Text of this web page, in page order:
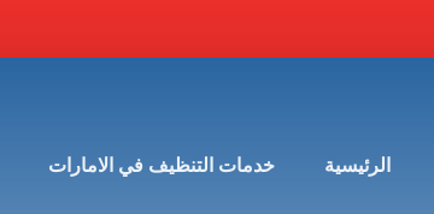
الرئيسية خدمات التنظيف في الامارات